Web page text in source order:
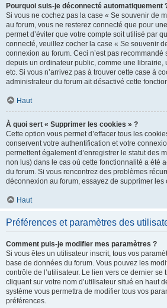
Pourquoi suis-je déconnecté automatiquement
Si vous ne cochez pas la case « Se souvenir de
au forum, vous ne resterez connecté que pour
permet d’éviter que votre compte soit utilisé par
connecté, veuillez cocher la case « Se souvenir
connexion au forum. Ceci n’est pas recommandé
depuis un ordinateur public, comme une librairie,
etc. Si vous n’arrivez pas à trouver cette case à
administrateur du forum ait désactivé cette
Haut
À quoi sert « Supprimer les cookies » ?
Cette option vous permet d’effacer tous les
conservent votre authentification et votre
permettent également d’enregistrer le statut des
non lus) dans le cas où cette fonctionnalité a été
du forum. Si vous rencontrez des problèmes
déconnexion au forum, essayez de supprimer les
Haut
Préférences et paramètres des
Comment puis-je modifier mes paramètres ?
Si vous êtes un utilisateur inscrit, tous vos
base de données du forum. Vous pouvez les
contrôle de l’utilisateur. Le lien vers ce dernier se
cliquant sur votre nom d’utilisateur situé en haut
système vous permettra de modifier tous vos
préférences.